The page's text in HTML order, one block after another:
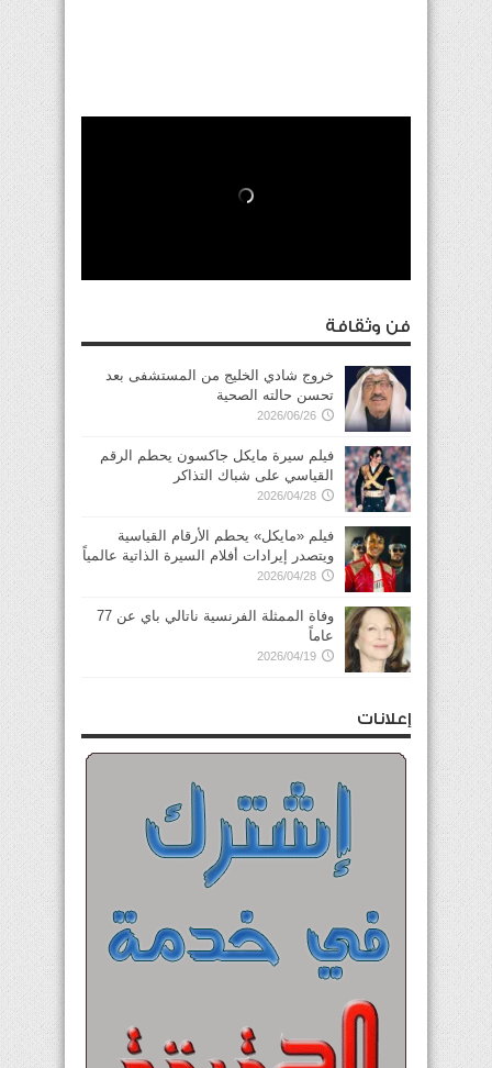
فن وثقافة
خروج شادي الخليج من المستشفى بعد
تحسن حالته الصحية
2026/06/26
فيلم سيرة مايكل جاكسون يحطم الرقم
القياسي على شباك التذاكر
2026/04/28
فيلم «مايكل» يحطم الأرقام القياسية
ويتصدر إيرادات أفلام السيرة الذاتية عالمياً
2026/04/28
وفاة الممثلة الفرنسية ناتالي باي عن 77
عاماً
2026/04/19
إعلانات